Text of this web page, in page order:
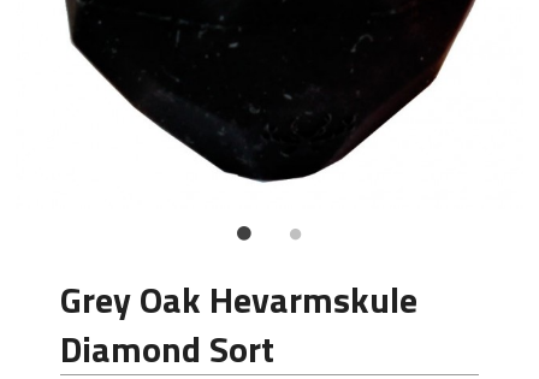
Grey Oak Hevarmskule
Diamond Sort